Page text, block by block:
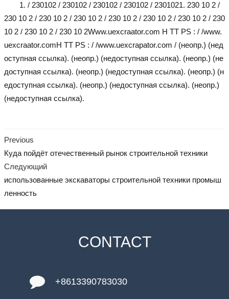
1. / 230102 / 230102 / 230102 / 230102 / 2301021. 230 10 2 /
230 10 2 / 230 10 2 / 230 10 2 / 230 10 2 / 230 10 2 / 230 10 2 / 230
10 2 / 230 10 2 / 230 10 2Www.uexcraator.com H TT PS : / /www.
uexcraator.comH TT PS : / /www.uexcrapator.com / (неопр.) (нед
оступная ссылка). (неопр.) (недоступная ссылка). (неопр.) (не
доступная ссылка). (неопр.) (недоступная ссылка). (неопр.) (н
едоступная ссылка). (неопр.) (недоступная ссылка). (неопр.)
(недоступная ссылка).
Previous
Куда пойдёт отечественный рынок строительной техники
Следующий
использованные экскаваторы строительной техники промыш
ленность
CONTACT
+8613390783030